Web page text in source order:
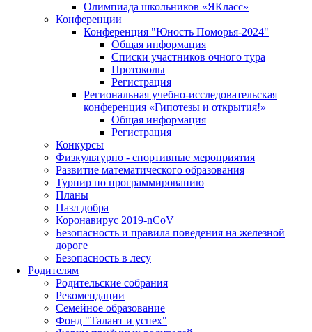
Олимпиада школьников «ЯКласс»
Конференции
Конференция "Юность Поморья-2024"
Общая информация
Списки участников очного тура
Протоколы
Регистрация
Региональная учебно-исследовательская
конференция «Гипотезы и открытия!»
Общая информация
Регистрация
Конкурсы
Физкультурно - спортивные мероприятия
Развитие математического образования
Турнир по программированию
Планы
Пазл добра
Коронавирус 2019-nCoV
Безопасность и правила поведения на железной
дороге
Безопасность в лесу
Родителям
Родительские собрания
Рекомендации
Семейное образование
Фонд "Талант и успех"